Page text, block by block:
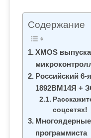
Содержание
XMOS
Российский
1892ВМ14Я +
соцсетях!
программиста